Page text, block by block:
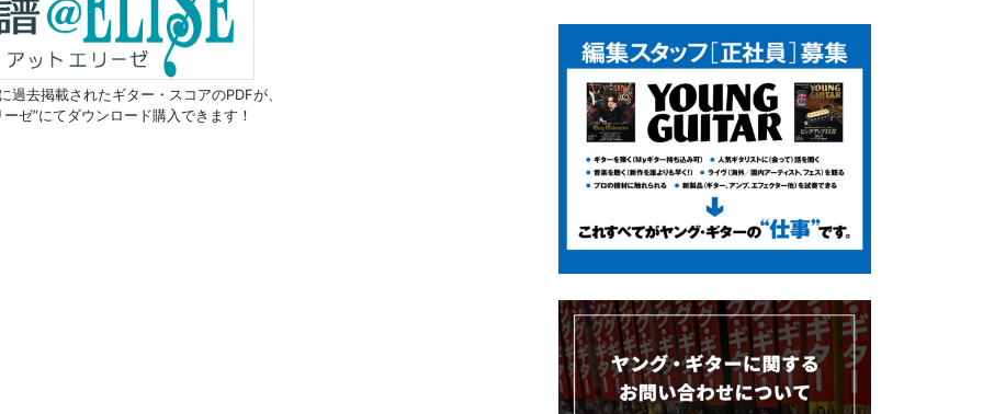
過去掲載されたギター・スコアのPDFが、
ゼ”にてダウンロード購入できます！